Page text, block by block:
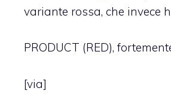
variante rossa, che invece
PRODUCT (RED),
[via]